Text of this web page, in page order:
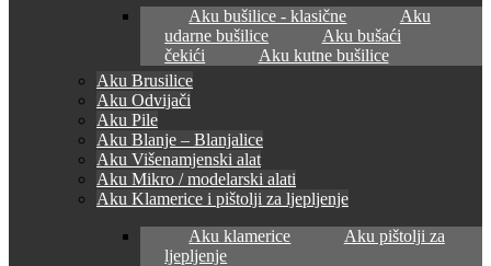
Aku bušilice - klasične
Aku
udarne bušilice
Aku bušaći
čekići
Aku kutne bušilice
Aku Brusilice
Aku Odvijači
Aku Pile
Aku Blanje – Blanjalice
Aku Višenamjenski alat
Aku Mikro / modelarski alati
Aku Klamerice i pištolji za ljepljenje
Aku klamerice
Aku pištolji za
ljepljenje